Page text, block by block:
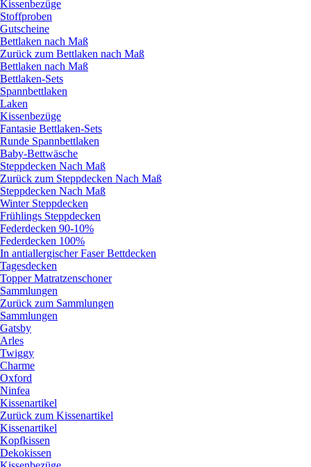
Kissenbezüge
Stoffproben
Gutscheine
Bettlaken nach Maß
Zurück zum Bettlaken nach Maß
Bettlaken nach Maß
Bettlaken-Sets
Spannbettlaken
Laken
Kissenbezüge
Fantasie Bettlaken-Sets
Runde Spannbettlaken
Baby-Bettwäsche
Steppdecken Nach Maß
Zurück zum Steppdecken Nach Maß
Steppdecken Nach Maß
Winter Steppdecken
Frühlings Steppdecken
Federdecken 90-10%
Federdecken 100%
In antiallergischer Faser Bettdecken
Tagesdecken
Topper Matratzenschoner
Sammlungen
Zurück zum Sammlungen
Sammlungen
Gatsby
Arles
Twiggy
Charme
Oxford
Ninfea
Kissenartikel
Zurück zum Kissenartikel
Kissenartikel
Kopfkissen
Dekokissen